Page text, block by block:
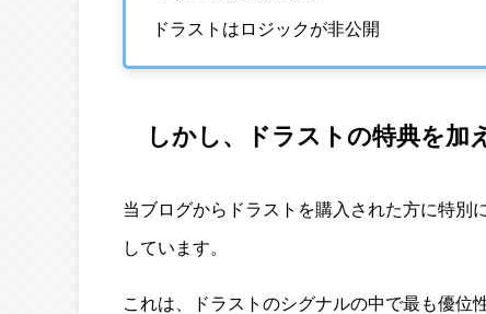
ドラストはロジックが非公開
しかし、ドラストの特典を加
当ブログからドラストを購入された方に特別
しています。
これは、ドラストのシグナルの中で最も優位